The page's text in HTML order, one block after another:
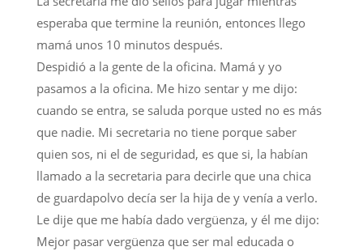
esperaba que termine la reunión, entonces llego
mamá unos 10 minutos después.
Despidió a la gente de la oficina. Mamá y yo
pasamos a la oficina. Me hizo sentar y me dijo:
cuando se entra, se saluda porque usted no es más
que nadie. Mi secretaria no tiene porque saber
quien sos, ni el de seguridad, es que si, la habían
llamado a la secretaria para decirle que una chica
de guardapolvo decía ser la hija de y venía a verlo.
Le dije que me había dado vergüenza, y él me dijo:
Mejor pasar vergüenza que ser mal educada o